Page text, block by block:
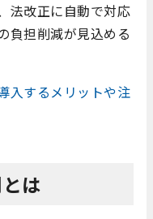
法改正に自動で対応
負担削減が見込める
入するメリットや注
は